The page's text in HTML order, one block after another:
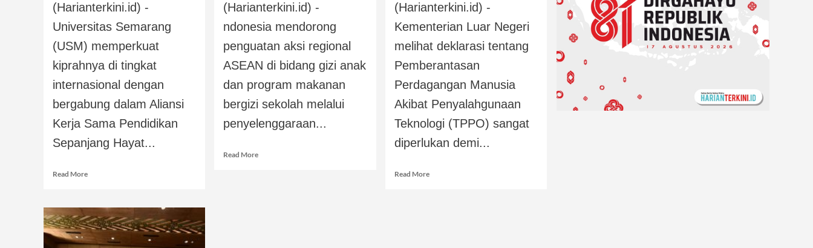
(Harianterkini.id) -
Universitas Semarang
(USM) memperkuat
kiprahnya di tingkat
internasional dengan
bergabung dalam Aliansi
Kerja Sama Pendidikan
Sepanjang Hayat...
Read More
(Harianterkini.id) -
ndonesia mendorong
penguatan aksi regional
ASEAN di bidang gizi anak
dan program makanan
bergizi sekolah melalui
penyelenggaraan...
Read More
(Harianterkini.id) -
Kementerian Luar Negeri
melihat deklarasi tentang
Pemberantasan
Perdagangan Manusia
Akibat Penyalahgunaan
Teknologi (TPPO) sangat
diperlukan demi...
Read More